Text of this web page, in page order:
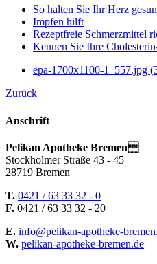
So halten Sie Ihr Herz
Impfen hilft
Rezeptfreie Schmerzmittel
Kennen Sie Ihre
epa-1700x1100-1_557.jpg
Zurück
Anschrift
Pelikan Apotheke Bremen
Stockholmer Straße 43 - 45
28719 Bremen
T. 0421 / 63 33 32 - 0
F. 0421 / 63 33 32 - 20
E. info@pelikan-apotheke-
W. pelikan-apotheke-bremen.de